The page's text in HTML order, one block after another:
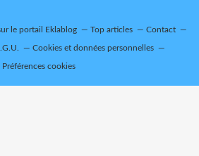
le portail Eklablog Top articles Contact
Cookies et données personnelles
Préférences cookies